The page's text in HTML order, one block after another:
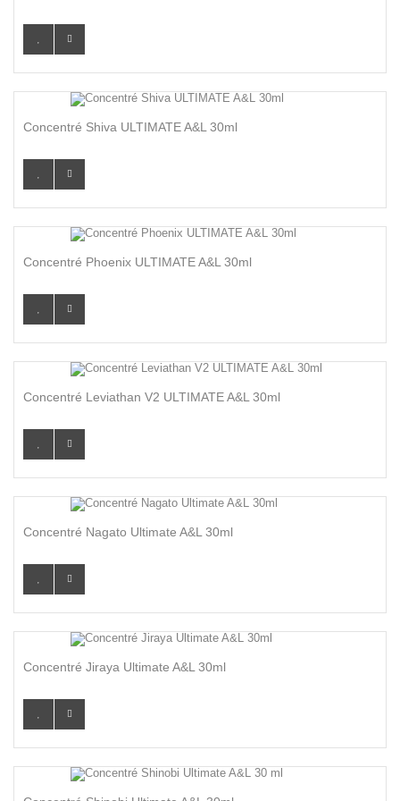
Concentré Shiva ULTIMATE A&L 30ml
Concentré Phoenix ULTIMATE A&L 30ml
Concentré Leviathan V2 ULTIMATE A&L 30ml
Concentré Nagato Ultimate A&L 30ml
Concentré Jiraya Ultimate A&L 30ml